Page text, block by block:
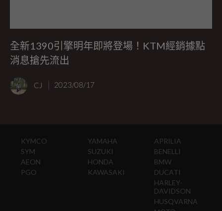
全新1390引擎明年即將登場！KTM經銷據點
消息搶先流出
CJ 2023/08/17
KYMCO
SYM
AEON
PGO
YAMAHA
SUZUKI
HONDA
KAWASAKI
APRILIA
BENELLI
BMW
DUCATI
HARLEY-
DAVIDSON
HUSQVARNA